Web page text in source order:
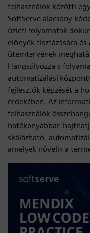
felhasználók közötti
SoftServe alacsony
üzleti folyamatok
előnyök tisztázására
ütemtervének
Hangsúlyozza a
automatizálási
fejlesztők képzését a
érdekében. Az
felhasználók
hatékonyabban
skálázható,
amelyek növelik a